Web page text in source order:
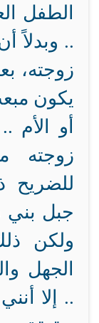
الطفل
.. وبدلاً
زوجته،
يكون
أو الأم
زوجته
للضريح
جبل
ولكن
الجهل
.. إلا